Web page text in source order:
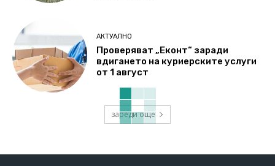
АКТУАЛНО
Проверяват „Еконт“ заради
вдигането на куриерските услуги
от 1 август
зареди още